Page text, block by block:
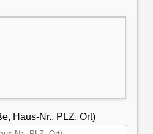
Haus-Nr., PLZ, Ort)